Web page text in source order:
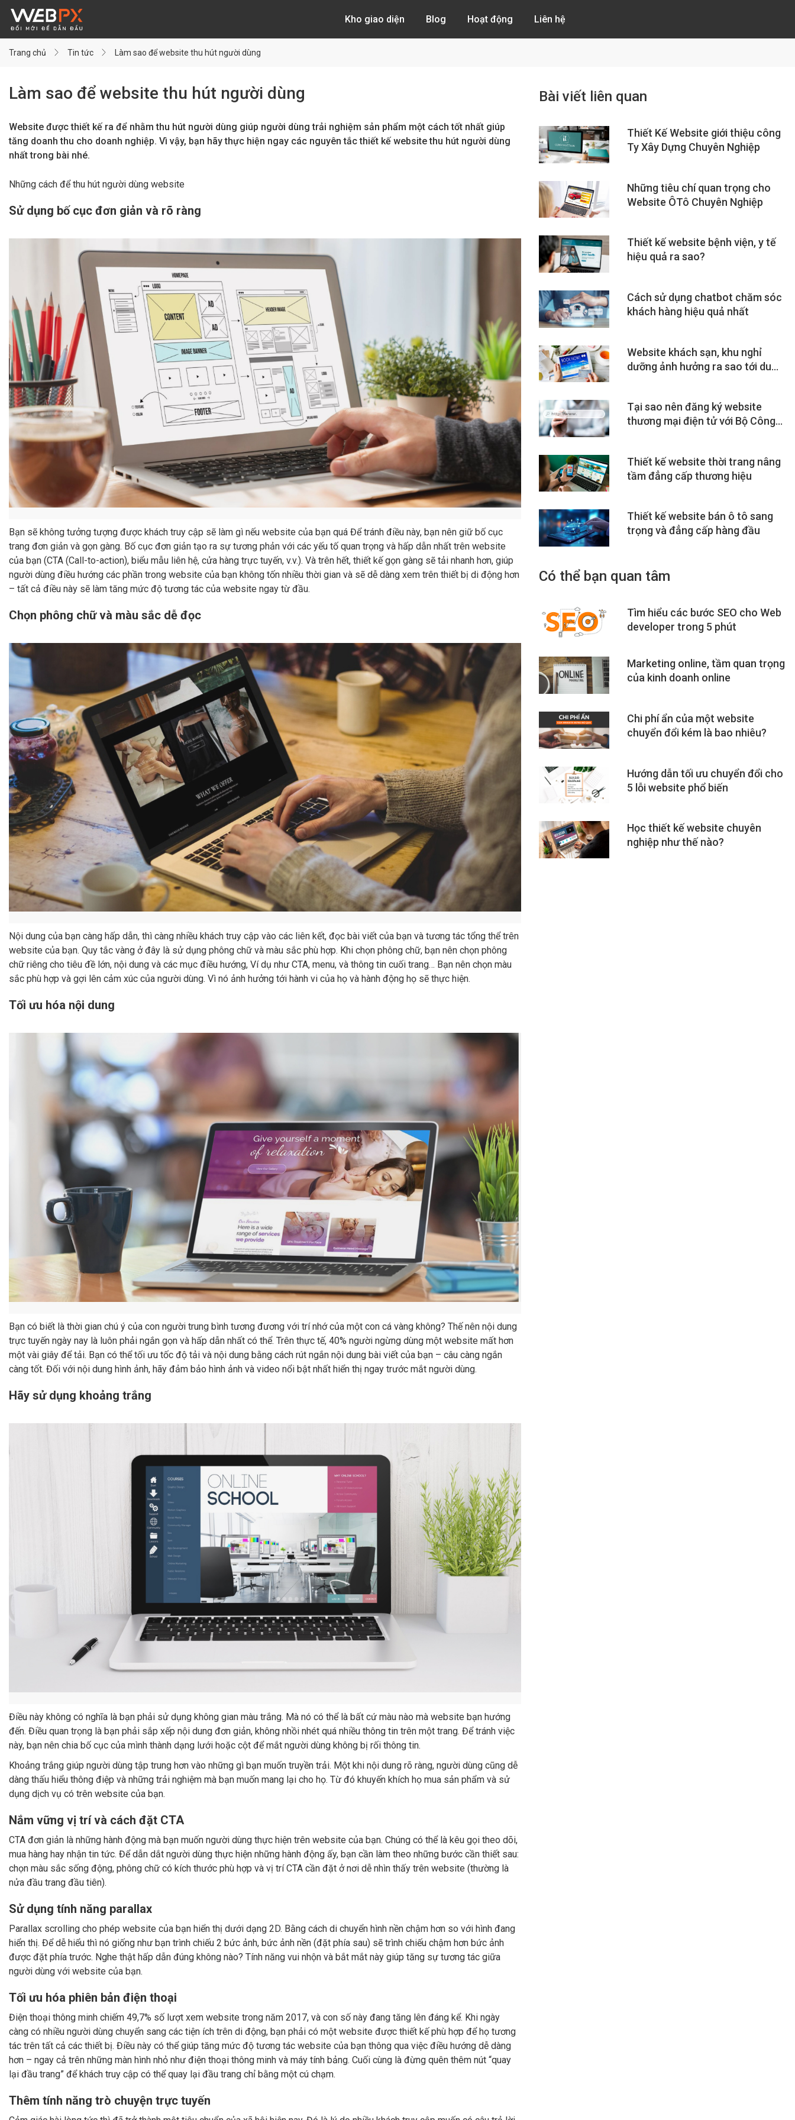
Kho giao diện Blog Hoạt động Liên hệ
Trang chủ Tin tức Làm sao để website thu hút người dùng
Làm sao để website thu hút người dùng
Website được thiết kế ra để nhằm thu hút người dùng giúp người dùng trải nghiệm sản phẩm một cách tốt nhất giúp
tăng doanh thu cho doanh nghiệp. Vì vậy, bạn hãy thực hiện ngay các nguyên tắc thiết kế website thu hút người dùng
nhất trong bài nhé.
Những cách để thu hút người dùng website
Sử dụng bố cục đơn giản và rõ ràng
Bạn sẽ không tưởng tượng được khách truy cập sẽ làm gì nếu website của bạn quá Để tránh điều này, bạn nên giữ bố cục
trang đơn giản và gọn gàng. Bố cục đơn giản tạo ra sự tương phản với các yếu tố quan trọng và hấp dẫn nhất trên website
của bạn (CTA (Call-to-action), biểu mẫu liên hệ, cửa hàng trực tuyến, v.v.). Và trên hết, thiết kế gọn gàng sẽ tải nhanh hơn, giúp
người dùng điều hướng các phần trong website của bạn không tốn nhiều thời gian và sẽ dễ dàng xem trên thiết bị di động hơn
– tất cả điều này sẽ làm tăng mức độ tương tác của website ngay từ đầu.
Chọn phông chữ và màu sắc dễ đọc
Nội dung của bạn càng hấp dẫn, thì càng nhiều khách truy cập vào các liên kết, đọc bài viết của bạn và tương tác tổng thể trên
website của bạn. Quy tắc vàng ở đây là sử dụng phông chữ và màu sắc phù hợp. Khi chọn phông chữ, bạn nên chọn phông
chữ riêng cho tiêu đề lớn, nội dung và các mục điều hướng, Ví dụ như CTA, menu, và thông tin cuối trang… Bạn nên chọn màu
sắc phù hợp và gợi lên cảm xúc của người dùng. Vì nó ảnh hưởng tới hành vi của họ và hành động họ sẽ thực hiện.
Tối ưu hóa nội dung
Bạn có biết là thời gian chú ý của con người trung bình tương đương với trí nhớ của một con cá vàng không? Thế nên nội dung
trực tuyến ngày nay là luôn phải ngắn gọn và hấp dẫn nhất có thể. Trên thực tế, 40% người ngừng dùng một website mất hơn
một vài giây để tải. Bạn có thể tối ưu tốc độ tải và nội dung bằng cách rút ngắn nội dung bài viết của bạn – câu càng ngắn
càng tốt. Đối với nội dung hình ảnh, hãy đảm bảo hình ảnh và video nổi bật nhất hiển thị ngay trước mắt người dùng.
Hãy sử dụng khoảng trắng
Điều này không có nghĩa là bạn phải sử dụng không gian màu trắng. Mà nó có thể là bất cứ màu nào mà website bạn hướng
đến. Điều quan trọng là bạn phải sắp xếp nội dung đơn giản, không nhồi nhét quá nhiều thông tin trên một trang. Để tránh việc
này, bạn nên chia bố cục của mình thành dạng lưới hoặc cột để mắt người dùng không bị rối thông tin.
Khoảng trắng giúp người dùng tập trung hơn vào những gì bạn muốn truyền trải. Một khi nội dung rõ ràng, người dùng cũng dễ
dàng thấu hiểu thông điệp và những trải nghiệm mà bạn muốn mang lại cho họ. Từ đó khuyến khích họ mua sản phẩm và sử
dụng dịch vụ có trên website của bạn.
Nắm vững vị trí và cách đặt CTA
CTA đơn giản là những hành động mà bạn muốn người dùng thực hiện trên website của bạn. Chúng có thể là kêu gọi theo dõi,
mua hàng hay nhận tin tức. Để dẫn dắt người dùng thực hiện những hành động ấy, bạn cần làm theo những bước cần thiết sau:
chọn màu sắc sống động, phông chữ có kích thước phù hợp và vị trí CTA cần đặt ở nơi dễ nhìn thấy trên website (thường là
nửa đầu trang đầu tiên).
Sử dụng tính năng parallax
Parallax scrolling cho phép website của bạn hiển thị dưới dạng 2D. Bằng cách di chuyển hình nền chậm hơn so với hình đang
hiển thị. Để dễ hiểu thì nó giống như bạn trình chiếu 2 bức ảnh, bức ảnh nền (đặt phía sau) sẽ trình chiếu chậm hơn bức ảnh
được đặt phía trước. Nghe thật hấp dẫn đúng không nào? Tính năng vui nhộn và bắt mắt này giúp tăng sự tương tác giữa
người dùng với website của bạn.
Tối ưu hóa phiên bản điện thoại
Điện thoại thông minh chiếm 49,7% số lượt xem website trong năm 2017, và con số này đang tăng lên đáng kể. Khi ngày
càng có nhiều người dùng chuyển sang các tiện ích trên di động, bạn phải có một website được thiết kế phù hợp để họ tương
tác trên tất cả các thiết bị. Điều này có thể giúp tăng mức độ tương tác website của bạn thông qua việc điều hướng dễ dàng
hơn – ngay cả trên những màn hình nhỏ như điện thoại thông minh và máy tính bảng. Cuối cùng là đừng quên thêm nút “quay
lại đầu trang” để khách truy cập có thể quay lại đầu trang chỉ bằng một cú chạm.
Thêm tính năng trò chuyện trực tuyến
Bài viết liên quan
Thiết Kế Website giới thiệu công
Ty Xây Dựng Chuyên Nghiệp
Những tiêu chí quan trọng cho
Website ÔTô Chuyên Nghiệp
Thiết kế website bệnh viện, y tế
hiệu quả ra sao?
Cách sử dụng chatbot chăm sóc
khách hàng hiệu quả nhất
Website khách sạn, khu nghỉ
dưỡng ảnh hưởng ra sao tới du
Tại sao nên đăng ký website
thương mại điện tử với Bộ Công
Thiết kế website thời trang nâng
tầm đẳng cấp thương hiệu
Thiết kế website bán ô tô sang
trọng và đẳng cấp hàng đầu
Có thể bạn quan tâm
Tìm hiểu các bước SEO cho Web
developer trong 5 phút
Marketing online, tầm quan trọng
của kinh doanh online
Chi phí ẩn của một website
chuyển đổi kém là bao nhiêu?
Hướng dẫn tối ưu chuyển đổi cho
5 lỗi website phổ biến
Học thiết kế website chuyên
nghiệp như thế nào?